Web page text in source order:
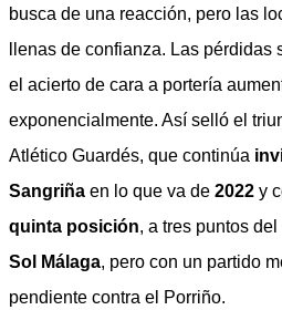
busca de una reacción, pero las
llenas de confianza. Las pérdidas
el acierto de cara a portería
exponencialmente. Así selló el
Atlético Guardés, que continúa
Sangriña en lo que va de 2022 y
quinta posición, a tres puntos del
Sol Málaga, pero con un partido
pendiente contra el Porriño.